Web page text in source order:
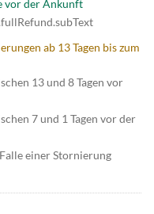
vor der Ankunft
ab 13 Tagen bis zum
13 und 8 Tagen vor
7 und 1 Tagen vor der
einer Stornierung